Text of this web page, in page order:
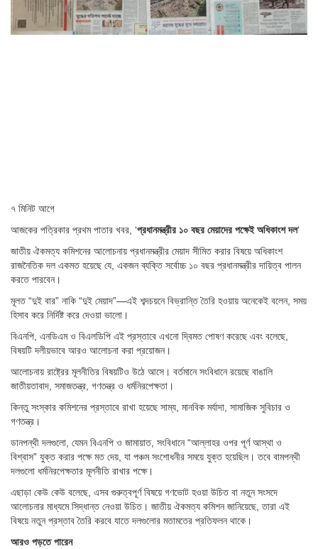
৭ মিনিট আগে
আজকের পত্রিকার প্রথম পাতার খবর, ‘প্রধানমন্ত্রীর ১০ বছর মেয়াদের পক্ষেই অধিকাংশ দল‘
জাতীয় ঐকমত্য কমিশনের আলোচনায় প্রধানমন্ত্রীর মেয়াদ সীমিত করার বিষয়ে অধিকাংশ
রাজনৈতিক দল একমত হয়েছে যে, একজন ব্যক্তি সর্বোচ্চ ১০ বছর প্রধানমন্ত্রীর দায়িত্ব পালন
করতে পারবেন।
মূলত “দুই বার” নাকি “দুই মেয়াদ”—এই শব্দচয়নে বিভ্রান্তি তৈরি হওয়ায় অনেকেই বলেন, সময়
হিসাব করে নির্দিষ্ট করে দেওয়া ভালো।
বিএনপি, এনডিএম ও বিএলডিপি এই প্রস্তাবে এখনো দ্বিমত পোষণ করেছে এবং বলেছে,
বিষয়টি দলীয়ভাবে আরও আলোচনা করা প্রয়োজন।
আলোচনায় রাষ্ট্রের মূলনীতির বিষয়টিও উঠে আসে। বর্তমানে সংবিধানে রয়েছে বাঙালি
জাতীয়তাবাদ, সমাজতন্ত্র, গণতন্ত্র ও ধর্মনিরপেক্ষতা।
কিন্তু সংস্কার কমিশনের প্রস্তাবে রাখা হয়েছে সাম্য, মানবিক মর্যাদা, সামাজিক সুবিচার ও
গণতন্ত্র।
ডানপন্থী দলগুলো, যেমন বিএনপি ও জামায়াত, সংবিধানে “আল্লাহর ওপর পূর্ণ আস্থা ও
বিশ্বাস” যুক্ত করার পক্ষে মত দেয়, যা পঞ্চম সংশোধনীর সময়ে যুক্ত হয়েছিল। তবে বামপন্থী
দলগুলো ধর্মনিরপেক্ষতার মূলনীতি রাখার পক্ষে।
এছাড়া কেউ কেউ বলেছে, এসব গুরুত্বপূর্ণ বিষয়ে গণভোট হওয়া উচিত বা নতুন সংসদে
আলোচনার মাধ্যমে সিদ্ধান্ত নেওয়া উচিত। জাতীয় ঐকমত্য কমিশন জানিয়েছে, তারা এই
বিষয়ে নতুন প্রস্তাব তৈরি করবে যাতে দলগুলোর মতামতের প্রতিফলন থাকে।
আরও পড়তে পারেন